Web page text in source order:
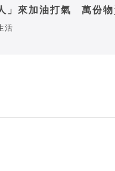
」來加油打氣 萬份物
燈腳
活